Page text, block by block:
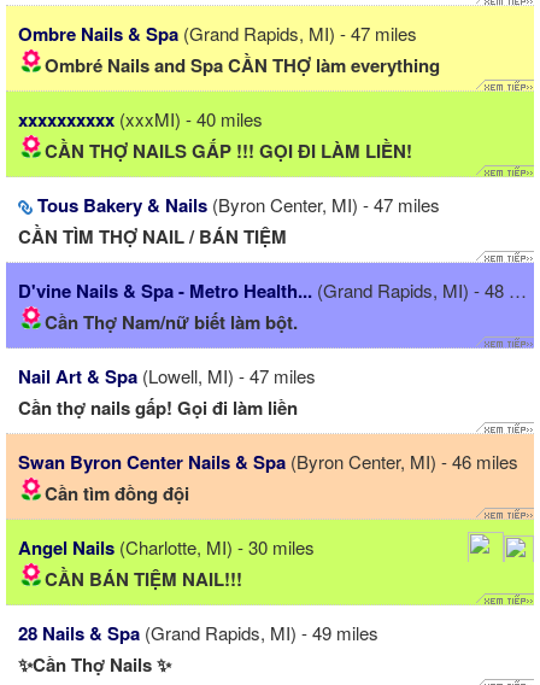
Ombre Nails & Spa (Grand Rapids, MI) - 47 miles
Ombré Nails and Spa CẦN THỢ làm everything
xxxxxxxxxx (xxxMI) - 40 miles
CẦN THỢ NAILS GẤP !!! GỌI ĐI LÀM LIỀN!
Tous Bakery & Nails (Byron Center, MI) - 47 miles
CẦN TÌM THỢ NAIL / BÁN TIỆM
D'vine Nails & Spa - Metro Health... (Grand Rapids, MI) - 48 miles
Cần Thợ Nam/nữ biết làm bột.
Nail Art & Spa (Lowell, MI) - 47 miles
Cần thợ nails gấp! Gọi đi làm liền
Swan Byron Center Nails & Spa (Byron Center, MI) - 46 miles
Cần tìm đồng đội
Angel Nails (Charlotte, MI) - 30 miles
CẦN BÁN TIỆM NAIL!!!
28 Nails & Spa (Grand Rapids, MI) - 49 miles
✨Cần Thợ Nails ✨